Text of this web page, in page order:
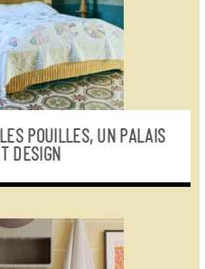
POUILLES, UN PALAIS
DESIGN